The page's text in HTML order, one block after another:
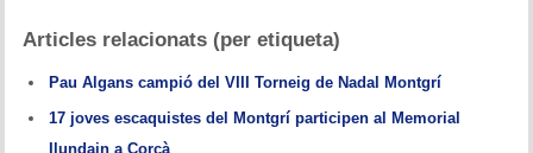
Articles relacionats (per etiqueta)
Pau Algans campió del VIII Torneig de Nadal Montgrí
17 joves escaquistes del Montgrí participen al Memorial
Ilundain a Corçà